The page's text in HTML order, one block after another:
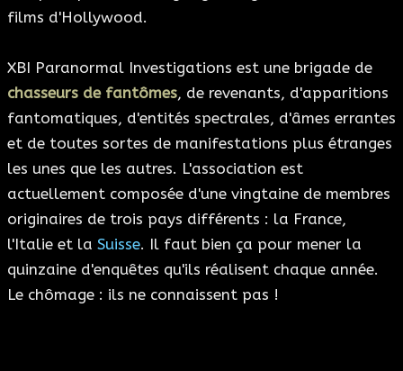
films d'Hollywood.
XBI Paranormal Investigations est une brigade de
chasseurs de fantômes, de revenants, d'apparitions
fantomatiques, d'entités spectrales, d'âmes errantes
et de toutes sortes de manifestations plus étranges
les unes que les autres. L'association est
actuellement composée d'une vingtaine de membres
originaires de trois pays différents : la France,
l'Italie et la Suisse. Il faut bien ça pour mener la
quinzaine d'enquêtes qu'ils réalisent chaque année.
Le chômage : ils ne connaissent pas !